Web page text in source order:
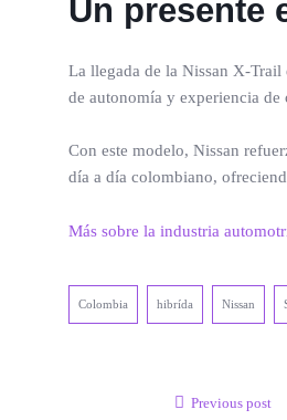
Un presente
La llegada de la Nissan X-
de autonomía y experiencia
Con este modelo, Nissan
día a día colombiano,
Más sobre la industria
Colombia hibrída Nissan
Previous post